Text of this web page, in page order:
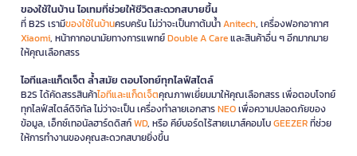
ของใช้ในบ้าน ไอเทมที่ช่วยให้ชีวิตสะดวกสบายขึ้น
ที่ B2S เรามีของใช้ในบ้านครบครัน ไม่ว่าจะเป็นกาต้มน้ำAnitech, เครื่องฟอกอากาศ
Xiaomi, หน้ากากอนามัยทางการแพทย์Double A Careและสินค้าอื่น ๆ อีกมากมาย
ให้คุณเลือกสรร
ไอทีและแก็ดเจ็ต ล้ำสมัย ตอบโจทย์ทุกไลฟ์สไตล์
B2S ได้คัดสรรสินค้าไอทีและแก็ดเจ็ตคุณภาพเยี่ยมมาให้คุณเลือกสรร เพื่อตอบโจทย์
ทุกไลฟ์สไตล์ดิจิทัล ไม่ว่าจะเป็น เครื่องทำลายเอกสารNEOเพื่อความปลอดภัยของ
ข้อมูล, เอ็กซ์เทอนัลฮาร์ดดิสก์WD, หรือ คีย์บอร์ดไร้สายเมาส์คอมโบGEEZERที่ช่วย
ให้การทำงานของคุณสะดวกสบายยิ่งขึ้น